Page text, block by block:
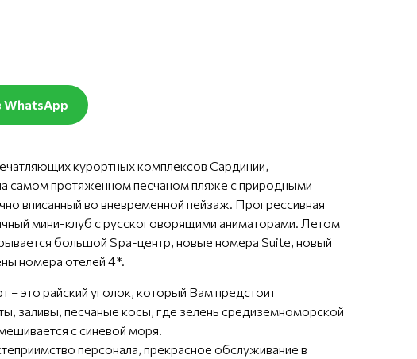
WhatsApp
курортных комплексов Сардинии,
самом протяженном песчаном пляже с природными
вписанный во вневременной пейзаж. Прогрессивная
мини-клуб с русскоговорящими аниматорами. Летом
большой Spa-центр, новые номера Suite, новый
номера отелей 4*.
– это райский уголок, который Вам предстоит
заливы, песчаные косы, где зелень средиземноморской
с синевой моря.
персонала, прекрасное обслуживание в